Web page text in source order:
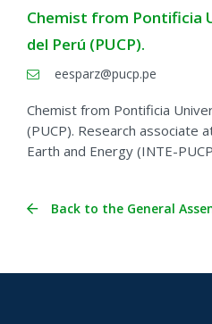
Chemist from Pontificia
del Perú (PUCP).
eesparz@pucp.pe
Chemist from Pontificia
(PUCP). Research associate
Earth and Energy (INTE-
Back to the General